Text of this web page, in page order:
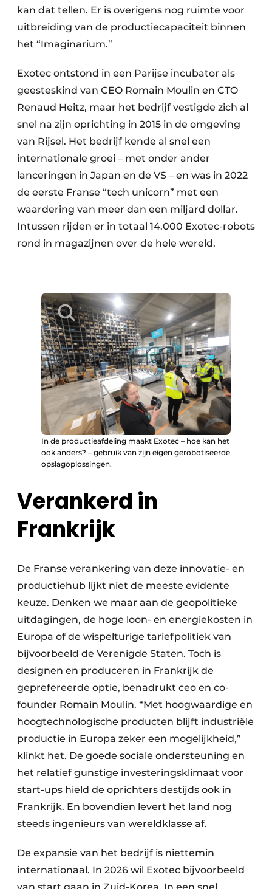
kan dat tellen. Er is overigens nog ruimte voor
uitbreiding van de productiecapaciteit binnen
het “Imaginarium.”
Exotec ontstond in een Parijse incubator als
geesteskind van CEO Romain Moulin en CTO
Renaud Heitz, maar het bedrijf vestigde zich al
snel na zijn oprichting in 2015 in de omgeving
van Rijsel. Het bedrijf kende al snel een
internationale groei – met onder ander
lanceringen in Japan en de VS – en was in 2022
de eerste Franse “tech unicorn” met een
waardering van meer dan een miljard dollar.
Intussen rijden er in totaal 14.000 Exotec-robots
rond in magazijnen over de hele wereld.
In de productieafdeling maakt Exotec – hoe kan het
ook anders? – gebruik van zijn eigen gerobotiseerde
opslagoplossingen.
Verankerd in
Frankrijk
De Franse verankering van deze innovatie- en
productiehub lijkt niet de meeste evidente
keuze. Denken we maar aan de geopolitieke
uitdagingen, de hoge loon- en energiekosten in
Europa of de wispelturige tariefpolitiek van
bijvoorbeeld de Verenigde Staten. Toch is
designen en produceren in Frankrijk de
geprefereerde optie, benadrukt ceo en co-
founder Romain Moulin. “Met hoogwaardige en
hoogtechnologische producten blijft industriële
productie in Europa zeker een mogelijkheid,”
klinkt het. De goede sociale ondersteuning en
het relatief gunstige investeringsklimaat voor
start-ups hield de oprichters destijds ook in
Frankrijk. En bovendien levert het land nog
steeds ingenieurs van wereldklasse af.
De expansie van het bedrijf is niettemin
internationaal. In 2026 wil Exotec bijvoorbeeld